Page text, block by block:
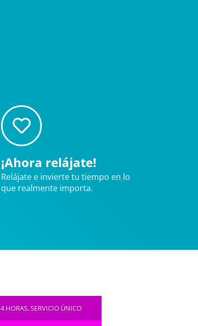
¡Ahora relájate!
Relájate e invierte tu tiempo en lo
que realmente importa.
4 HORAS, SERVICIO ÚNICO